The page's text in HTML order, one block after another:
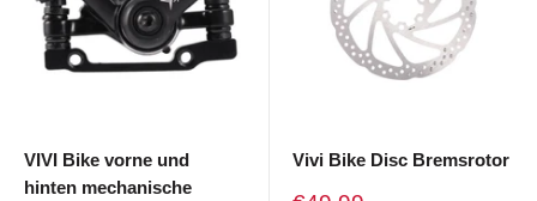
VIVI Bike vorne und
hinten mechanische
Vivi Bike Disc Bremsrotor